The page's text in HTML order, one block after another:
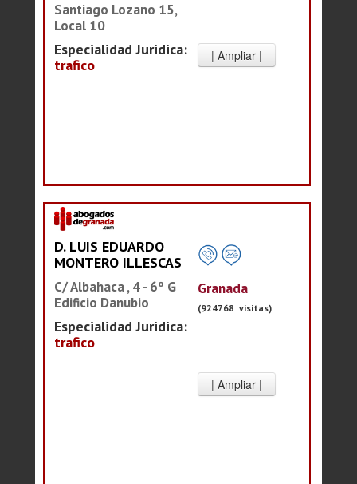
Santiago Lozano 15,
Local 10
Especialidad Juridica:
trafico
D. LUIS EDUARDO
MONTERO ILLESCAS
C/ Albahaca , 4 - 6º G
Edificio Danubio
Especialidad Juridica:
trafico
Granada
(924768 visitas)